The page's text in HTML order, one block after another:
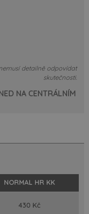
detailně odpovídat
skutečnosti.
NA CENTRÁLNÍM
NORMAL HR KK
430 Kč